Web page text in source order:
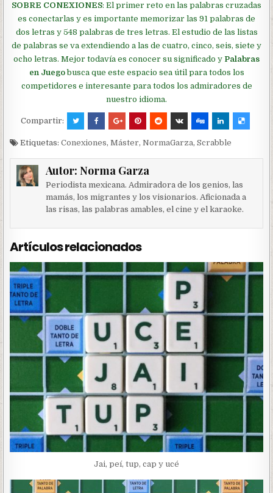
SOBRE CONEXIONES: El primer reto en las palabras cruzadas
es conectarlas y es importante memorizar las 91 palabras de
dos letras y 548 palabras de tres letras. El estudio de las listas
de palabras se va extendiendo a las de cuatro, cinco, seis, siete y
ocho letras. Mejor todavía es conocer su significado y Palabras
en Juegobusca que este espacio sea útil para todos los
competidores e interesante para todos los admiradores de
nuestro idioma.
Compartir:
Etiquetas:Conexiones,Máster,NormaGarza,Scrabble
Autor: Norma Garza
Periodista mexicana. Admiradora de los genios, las
mamás, los migrantes y los visionarios. Aficionada a
las risas, las palabras amables, el cine y el karaoke.
Artículos relacionados
Jai, peí, tup, cap y ucé